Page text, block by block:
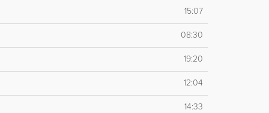
15:07
08:30
19:20
12:04
14:33